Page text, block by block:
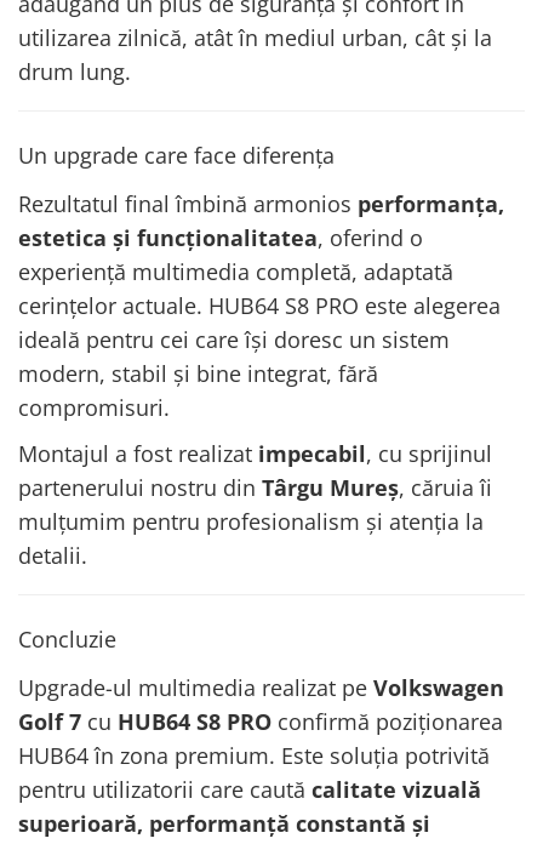
utilizarea zilnică, atât în mediul urban, cât și la
drum lung.
Un upgrade care face diferența
Rezultatul final îmbină armonios performanța,
estetica și funcționalitatea, oferind o
experiență multimedia completă, adaptată
cerințelor actuale. HUB64 S8 PRO este alegerea
ideală pentru cei care își doresc un sistem
modern, stabil și bine integrat, fără
compromisuri.
Montajul a fost realizat impecabil, cu sprijinul
partenerului nostru din Târgu Mureș, căruia îi
mulțumim pentru profesionalism și atenția la
detalii.
Concluzie
Upgrade-ul multimedia realizat pe Volkswagen
Golf 7 cu HUB64 S8 PRO confirmă poziționarea
HUB64 în zona premium. Este soluția potrivită
pentru utilizatorii care caută calitate vizuală
superioară, performanță constantă și